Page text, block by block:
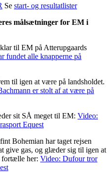
Se start- og resultatlister
målsætninger for EM i
til EM på Atterupgaards
fundet alle knapperne på
til igen at være på landsholdet.
er stolt af at være på
sit SÅ meget til EM: Video:
Equest
Bohemian har taget rejsen
give gas, og glæder sig til igen at
fortælle her: Video: Dufour tror